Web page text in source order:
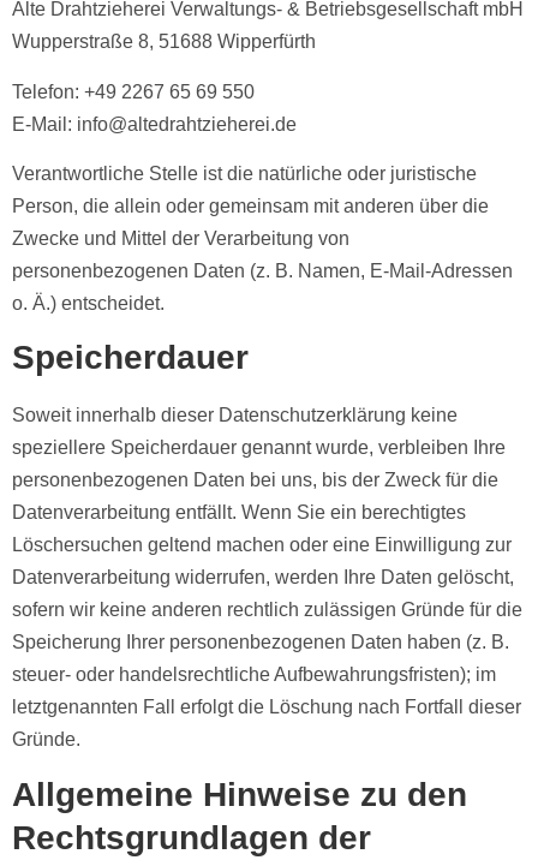
Alte Drahtzieherei Verwaltungs- & Betriebsgesellschaft mbH
Wupperstraße 8, 51688 Wipperfürth
Telefon: +49 2267 65 69 550
E-Mail: info@altedrahtzieherei.de
Verantwortliche Stelle ist die natürliche oder juristische
Person, die allein oder gemeinsam mit anderen über die
Zwecke und Mittel der Verarbeitung von
personenbezogenen Daten (z. B. Namen, E-Mail-Adressen
o. Ä.) entscheidet.
Speicherdauer
Soweit innerhalb dieser Datenschutzerklärung keine
speziellere Speicherdauer genannt wurde, verbleiben Ihre
personenbezogenen Daten bei uns, bis der Zweck für die
Datenverarbeitung entfällt. Wenn Sie ein berechtigtes
Löschersuchen geltend machen oder eine Einwilligung zur
Datenverarbeitung widerrufen, werden Ihre Daten gelöscht,
sofern wir keine anderen rechtlich zulässigen Gründe für die
Speicherung Ihrer personenbezogenen Daten haben (z. B.
steuer- oder handelsrechtliche Aufbewahrungsfristen); im
letztgenannten Fall erfolgt die Löschung nach Fortfall dieser
Gründe.
Allgemeine Hinweise zu den
Rechtsgrundlagen der